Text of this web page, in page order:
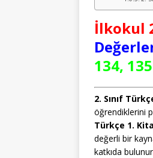
İlkokul
134, 135
2. Sınıf
öğrendiklerini
Türkçe 1.
değerli bir
katkıda